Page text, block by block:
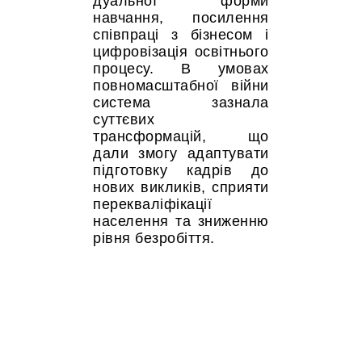
навчання, посилення
співпраці з бізнесом і
цифровізація освітнього
процесу. В умовах
повномасштабної війни
система зазнала
суттєвих
трансформацій, що
дали змогу адаптувати
підготовку кадрів до
нових викликів, сприяти
перекваліфікації
населення та зниженню
рівня безробіття.